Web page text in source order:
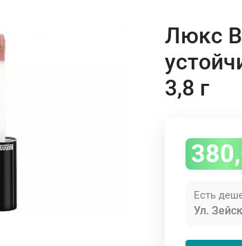
Люкс
3,8 г
Есть
Ул.